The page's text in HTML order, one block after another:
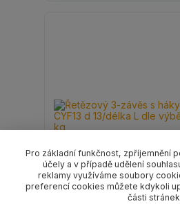
Pro základní funkčnost, zpříjemnění
účely a v případě udělení
reklamy využíváme soubory
preferencí cookies můžete kdykoli
části